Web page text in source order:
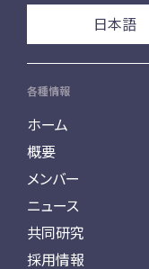
日本語
各種情報
ホーム
概要
メンバー
ニュース
共同研究
採用情報